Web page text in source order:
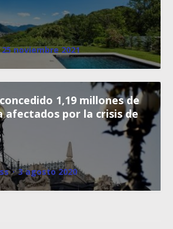
25 noviembre 2021
1,19 millones de
afectados por la crisis de
· 3 agosto 2020